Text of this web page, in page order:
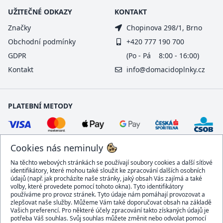
Cookies nás neminuly
Na těchto webových stránkách se používají soubory cookies a další síťové
identifikátory, které mohou také sloužit ke zpracování dalších osobních
údajů (např. jak procházíte naše stránky, jaký obsah Vás zajímá a také
volby, které provedete pomocí tohoto okna). Tyto identifikátory
používáme pro provoz stránek. Tyto údaje nám pomáhají provozovat a
zlepšovat naše služby. Můžeme Vám také doporučovat obsah na základě
Vašich preferencí. Pro některé účely zpracování takto získaných údajů je
potřeba Váš souhlas. Svůj souhlas můžete změnit nebo odvolat pomocí
UŽITEČNÉ ODKAZY
Značky
Obchodní podmínky
GDPR
Kontakt
KONTAKT
Chopinova 298/1, Brno
+420 777 190 700
(Po - Pá 8:00 - 16:00)
info@domacidoplnky.cz
PLATEBNÍ METODY
DOPRAVCI